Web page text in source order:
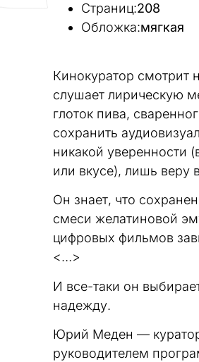
Страниц:208
Обложка:мягкая
Кинокуратор смотрит
слушает лирическую
глоток пива,
сохранить
никакой уверенности
или вкусе), лишь веру
Он знает, что
смеси желатиновой
цифровых фильмов
<…>
И все-таки он
надежду.
Юрий Меден — куратор
руководителем